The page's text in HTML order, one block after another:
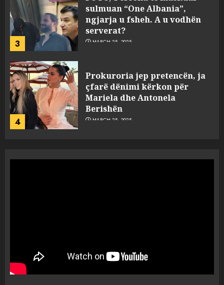
3
sulmuan “One Albania”,
ngjarja u fsheh. A u vodhën
serverat?
MARCH 25, 2025
4
Prokuroria jep pretencën, ja
çfarë dënimi kërkon për
Mariela dhe Antonela
Berishën
MARCH 25, 2025
1
“bosen” Joana Nano për
abuzim me fondet publike dhe
pasuri të pajustifikuar